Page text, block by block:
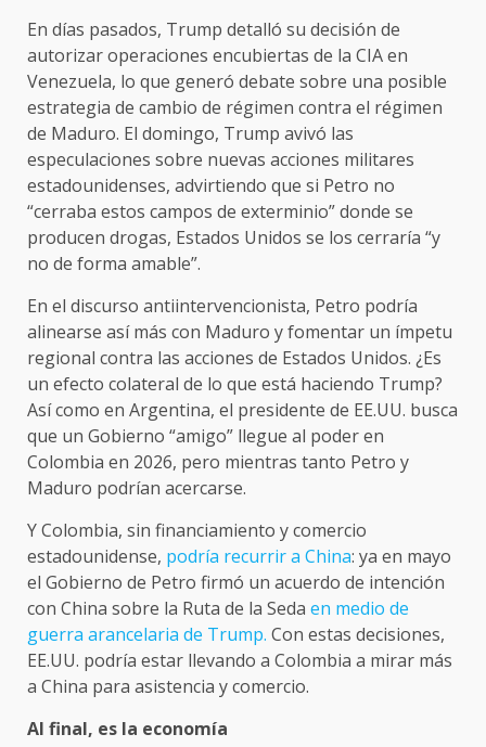
En días pasados, Trump detalló su decisión de
autorizar operaciones encubiertas de la CIA en
Venezuela, lo que generó debate sobre una posible
estrategia de cambio de régimen contra el régimen
de Maduro. El domingo, Trump avivó las
especulaciones sobre nuevas acciones militares
estadounidenses, advirtiendo que si Petro no
“cerraba estos campos de exterminio” donde se
producen drogas, Estados Unidos se los cerraría “y
no de forma amable”.
En el discurso antiintervencionista, Petro podría
alinearse así más con Maduro y fomentar un ímpetu
regional contra las acciones de Estados Unidos. ¿Es
un efecto colateral de lo que está haciendo Trump?
Así como en Argentina, el presidente de EE.UU. busca
que un Gobierno “amigo” llegue al poder en
Colombia en 2026, pero mientras tanto Petro y
Maduro podrían acercarse.
Y Colombia, sin financiamiento y comercio
estadounidense, podría recurrir a China: ya en mayo
el Gobierno de Petro firmó un acuerdo de intención
con China sobre la Ruta de la Seda en medio de
guerra arancelaria de Trump. Con estas decisiones,
EE.UU. podría estar llevando a Colombia a mirar más
a China para asistencia y comercio.
Al final, es la economía